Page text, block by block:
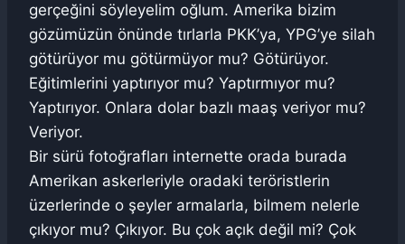
gerçeğini söyleyelim oğlum. Amerika bizim
gözümüzün önünde tırlarla PKK’ya, YPG’ye silah
götürüyor mu götürmüyor mu? Götürüyor.
Eğitimlerini yaptırıyor mu? Yaptırmıyor mu?
Yaptırıyor. Onlara dolar bazlı maaş veriyor mu?
Veriyor.
Bir sürü fotoğrafları internette orada burada
Amerikan askerleriyle oradaki teröristlerin
üzerlerinde o şeyler armalarla, bilmem nelerle
çıkıyor mu? Çıkıyor. Bu çok açık değil mi? Çok